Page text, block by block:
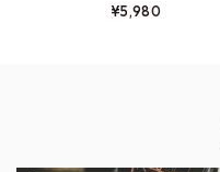
¥5,980